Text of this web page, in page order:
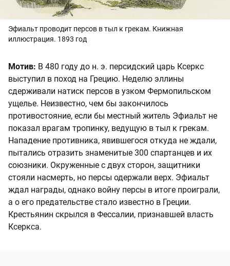
Эфиальт проводит персов в тыл к грекам. Книжная
иллюстрация. 1893 год
Мотив: В 480 году до н. э. персидский царь Ксеркс
выступил в поход на Грецию. Неделю эллины
сдерживали натиск персов в узком Фермопильском
ущелье. Неизвестно, чем бы закончилось
противостояние, если бы местный житель Эфиальт не
показал врагам тропинку, ведущую в тыл к грекам.
Нападение противника, явившегося откуда не ждали,
пытались отразить знаменитые 300 спартанцев и их
союзники. Окруженные с двух сторон, защитники
стояли насмерть, но персы одержали верх. Эфиальт
ждал награды, однако войну персы в итоге проиграли,
а о его предательстве стало известно в Греции.
Крестьянин скрылся в Фессалии, признавшей власть
Ксеркса.